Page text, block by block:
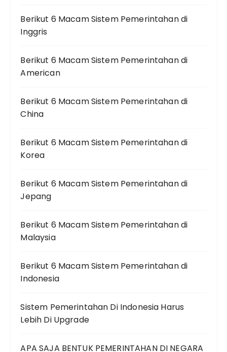
Berikut 6 Macam Sistem Pemerintahan di
Inggris
Berikut 6 Macam Sistem Pemerintahan di
American
Berikut 6 Macam Sistem Pemerintahan di
China
Berikut 6 Macam Sistem Pemerintahan di
Korea
Berikut 6 Macam Sistem Pemerintahan di
Jepang
Berikut 6 Macam Sistem Pemerintahan di
Malaysia
Berikut 6 Macam Sistem Pemerintahan di
Indonesia
Sistem Pemerintahan Di Indonesia Harus
Lebih Di Upgrade
APA SAJA BENTUK PEMERINTAHAN DI NEGARA